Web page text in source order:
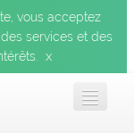
vous acceptez
services et des
x